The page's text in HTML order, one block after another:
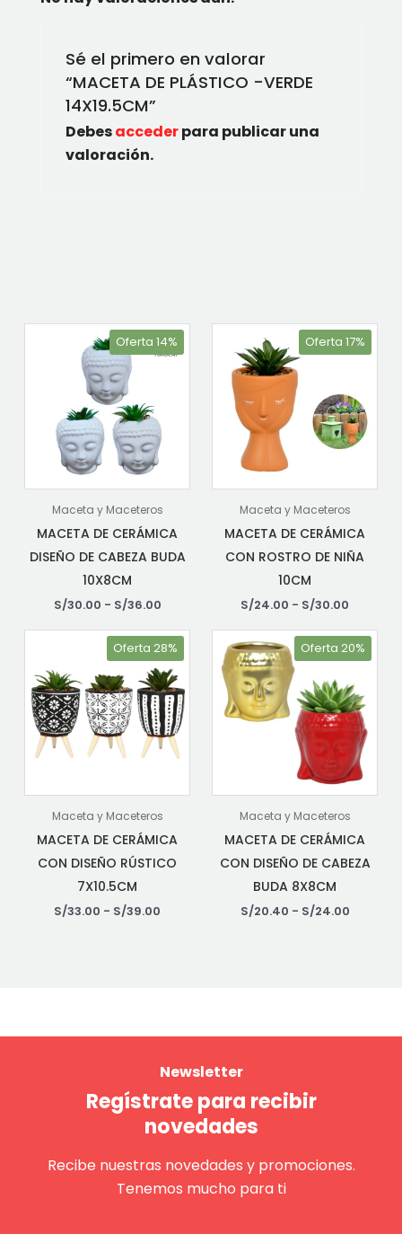
Sé el primero en valorar
“MACETA DE PLÁSTICO -VERDE
14X19.5CM”
Debesaccederpara publicar una
valoración.
Oferta 14%
Maceta y Maceteros
MACETA DE CERÁMICA
DISEÑO DE CABEZA BUDA
10X8CM
S/30.00 - S/36.00
Oferta 17%
Maceta y Maceteros
MACETA DE CERÁMICA
CON ROSTRO DE NIÑA
10CM
S/24.00 - S/30.00
Oferta 28%
Maceta y Maceteros
MACETA DE CERÁMICA
CON DISEÑO RÚSTICO
7X10.5CM
S/33.00 - S/39.00
Oferta 20%
Maceta y Maceteros
MACETA DE CERÁMICA
CON DISEÑO DE CABEZA
BUDA 8X8CM
S/20.40 - S/24.00
Newsletter
Regístrate para recibir
novedades
Recibe nuestras novedades y promociones.
Tenemos mucho para ti